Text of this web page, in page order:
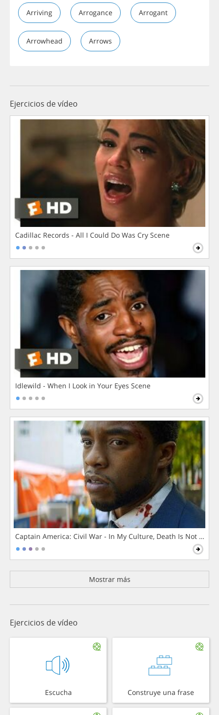
Arriving Arrogance Arrogant
Arrowhead Arrows
Ejercicios de vídeo
Cadillac Records - All I Could Do Was Cry Scene
Idlewild - When I Look in Your Eyes Scene
Captain America: Civil War - In My Culture, Death Is Not The
Mostrar más
Ejercicios de vídeo
Escucha Construye una frase